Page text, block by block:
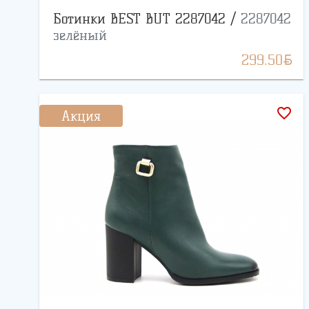
Ботинки BEST BUT 2287042 / 2287042
зелёный
299.50BYN
Акция favorite_border